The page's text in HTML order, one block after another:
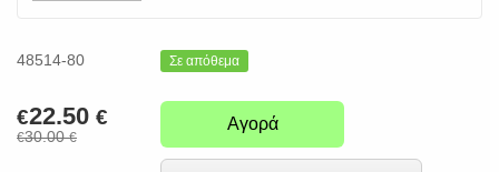
48514-80 Σε απόθεμα
€22.50 €
€30.00€
Αγορά